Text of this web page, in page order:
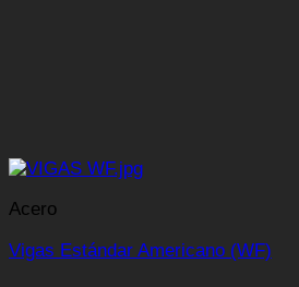
Acero
Vigas Estándar Americano (WF)